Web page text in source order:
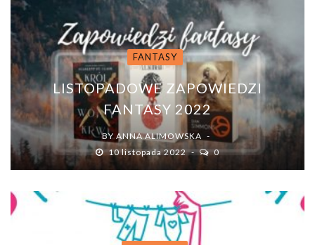
FANTASY
LISTOPADOWE ZAPOWIEDZI
FANTASY 2022
BYANNA ALIMOWSKA
10 listopada 2022
0